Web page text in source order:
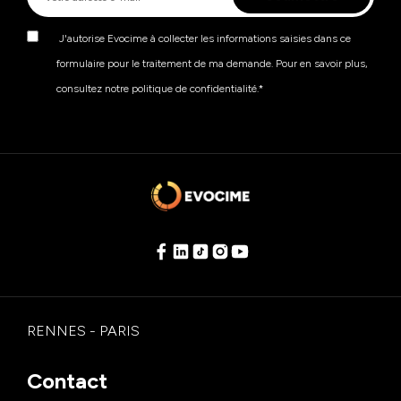
J'autorise Evocime à collecter les informations saisies dans ce
formulaire pour le traitement de ma demande. Pour en savoir plus,
consultez notre politique de confidentialité.*
RENNES - PARIS
Contact